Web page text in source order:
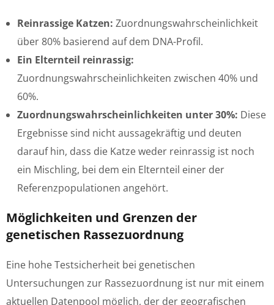
Reinrassige Katzen: Zuordnungswahrscheinlichkeit
über 80% basierend auf dem DNA-Profil.
Ein Elternteil reinrassig:
Zuordnungswahrscheinlichkeiten zwischen 40% und
60%.
Zuordnungswahrscheinlichkeiten unter 30%: Diese
Ergebnisse sind nicht aussagekräftig und deuten
darauf hin, dass die Katze weder reinrassig ist noch
ein Mischling, bei dem ein Elternteil einer der
Referenzpopulationen angehört.
Möglichkeiten und Grenzen der
genetischen Rassezuordnung
Eine hohe Testsicherheit bei genetischen
Untersuchungen zur Rassezuordnung ist nur mit einem
aktuellen Datenpool möglich, der der geografischen